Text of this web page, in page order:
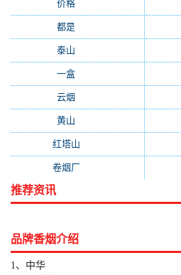
价格
都是
泰山
一盒
云烟
黄山
红塔山
卷烟厂(154)
推荐资讯
品牌香烟介绍
1、中华